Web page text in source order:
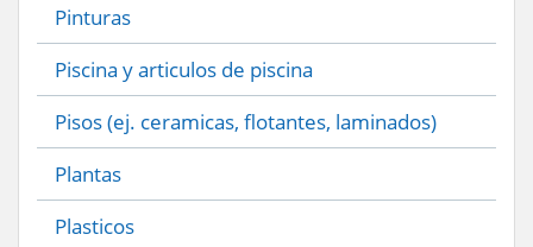
Pinturas
Piscina y articulos de piscina
Pisos (ej. ceramicas, flotantes, laminados)
Plantas
Plasticos